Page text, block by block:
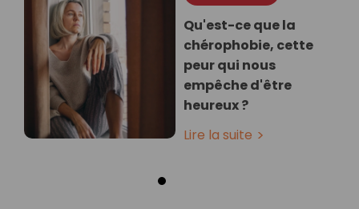
Qu'est-ce que la
chérophobie, cette
peur qui nous
empêche d'être
heureux ?
Lire la suite